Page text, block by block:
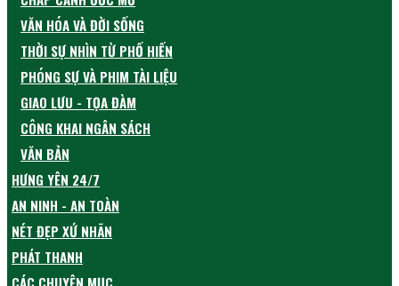
VĂN HÓA VÀ ĐỜI SỐNG
THỜI SỰ NHÌN TỪ PHỐ HIẾN
PHÓNG SỰ VÀ PHIM TÀI LIỆU
GIAO LƯU - TỌA ĐÀM
CÔNG KHAI NGÂN SÁCH
VĂN BẢN
HƯNG YÊN 24/7
AN NINH - AN TOÀN
NÉT ĐẸP XỨ NHÃN
PHÁT THANH